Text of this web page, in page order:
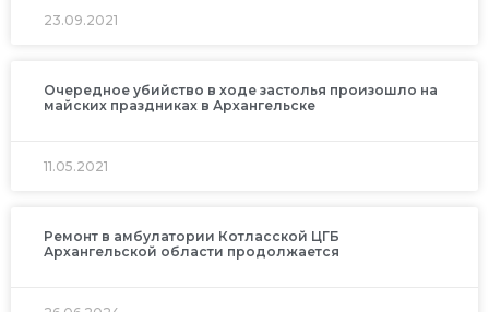
23.09.2021
Очередное убийство в ходе застолья произошло на
майских праздниках в Архангельске
11.05.2021
Ремонт в амбулатории Котласской ЦГБ
Архангельской области продолжается